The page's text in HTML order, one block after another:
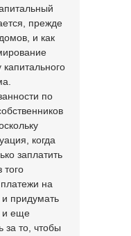
прежде
и как
по
когда
заплатить
того
на
придумать
и еще
за то, чтобы